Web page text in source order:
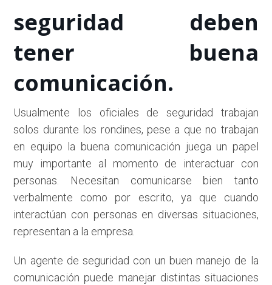
seguridad deben
tener buena
comunicación.
Usualmente los oficiales de seguridad trabajan
solos durante los rondines, pese a que no trabajan
en equipo la buena comunicación juega un papel
muy importante al momento de interactuar con
personas. Necesitan comunicarse bien tanto
verbalmente como por escrito, ya que cuando
interactúan con personas en diversas situaciones,
representan a la empresa.
Un agente de seguridad con un buen manejo de la
comunicación puede manejar distintas situaciones